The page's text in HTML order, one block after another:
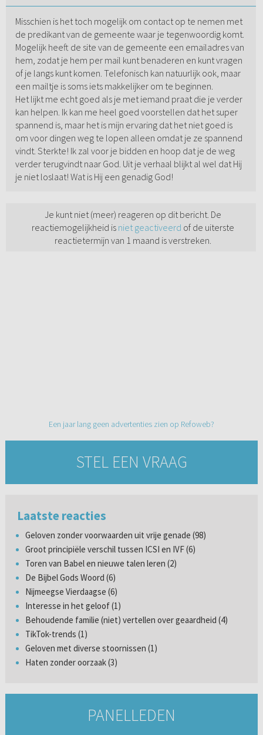
Misschien is het toch mogelijk om contact op te nemen met
de predikant van de gemeente waar je tegenwoordig komt.
Mogelijk heeft de site van de gemeente een emailadres van
hem, zodat je hem per mail kunt benaderen en kunt vragen
of je langs kunt komen. Telefonisch kan natuurlijk ook, maar
een mailtje is soms iets makkelijker om te beginnen.
Het lijkt me echt goed als je met iemand praat die je verder
kan helpen. Ik kan me heel goed voorstellen dat het super
spannend is, maar het is mijn ervaring dat het niet goed is
om voor dingen weg te lopen alleen omdat je ze spannend
vindt. Sterkte! Ik zal voor je bidden en hoop dat je de weg
verder terugvindt naar God. Uit je verhaal blijkt al wel dat Hij
je niet loslaat! Wat is Hij een genadig God!
Je kunt niet (meer) reageren op dit bericht. De
reactiemogelijkheid is niet geactiveerd of de uiterste
reactietermijn van 1 maand is verstreken.
Een jaar lang geen advertenties zien op Refoweb?
STEL EEN VRAAG
Laatste reacties
Geloven zonder voorwaarden uit vrije genade (98)
Groot principiële verschil tussen ICSI en IVF (6)
Toren van Babel en nieuwe talen leren (2)
De Bijbel Gods Woord (6)
Nijmeegse Vierdaagse (6)
Interesse in het geloof (1)
Behoudende familie (niet) vertellen over geaardheid (4)
TikTok-trends (1)
Geloven met diverse stoornissen (1)
Haten zonder oorzaak (3)
PANELLEDEN